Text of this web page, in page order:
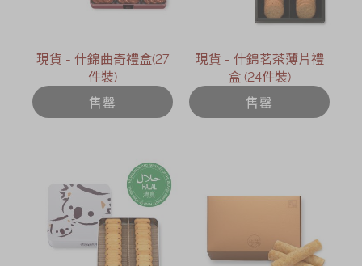
現貨 - 什錦曲奇禮盒(27
件裝)
售罄
現貨 - 什錦茗茶薄片禮
盒 (24件裝)
售罄